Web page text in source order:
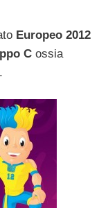
Europeo 2012
C ossia
.